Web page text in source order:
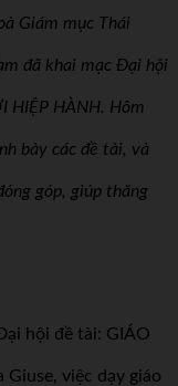
Giám mục Thái
đã khai mạc Đại hội
HIỆP HÀNH. Hôm
bày các đề tài, và
góp, giúp thăng
hội đề tài: GIÁO
việc dạy giáo